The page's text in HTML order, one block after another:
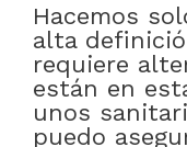
Hacemos
alta
requiere
están en
unos
puedo